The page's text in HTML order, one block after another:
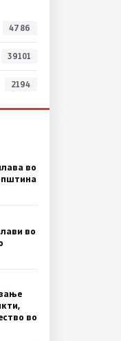
4786
39101
2194
во
во
во